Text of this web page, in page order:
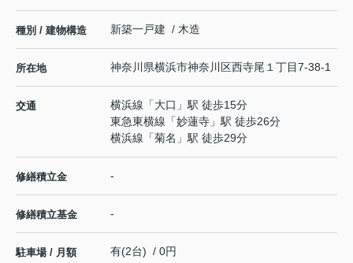
種別 / 建物構造 新築一戸建 / 木造
所在地 神奈川県横浜市神奈川区西寺尾 １丁目7-38-1
交通 横浜線 「大口 」駅 徒歩15分
東急東横線 「妙蓮寺 」駅 徒歩26分
横浜線 「菊名 」駅 徒歩29分
修繕積立金 -
修繕積立基金 -
駐車場 / 月額 有(2台) / 0円